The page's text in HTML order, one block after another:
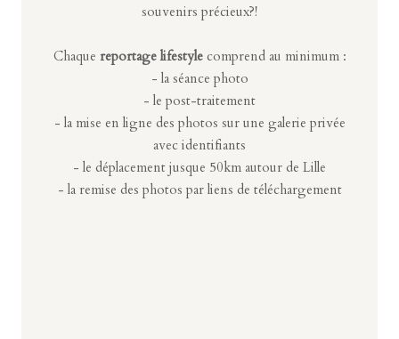
souvenirs précieux?!
Chaque reportage lifestylecomprend au minimum :
- la séance photo
- le post-traitement
- la mise en ligne des photos sur une galerie privée
avec identifiants
- le déplacement jusque 50km autour de Lille
- la remise des photos par liens de téléchargement